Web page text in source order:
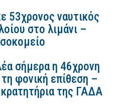
53χρονος ναυτικός
στο λιμάνι –
σήμερα η 46χρονη
φονική επίθεση –
της ΓΑΔΑ